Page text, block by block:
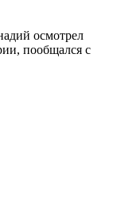
осмотрел
пообщался с